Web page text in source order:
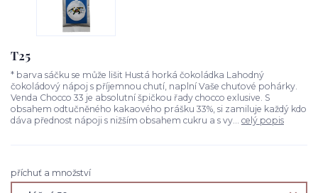
T25
* barva sáčku se může lišit Hustá horká čokoládka Lahodný
čokoládový nápoj s příjemnou chutí, naplní Vaše chuťové pohárky.
Venda Chocco 33 je absolutní špičkou řady chocco exlusive. S
obsahem odtučněného kakaového prášku 33%, si zamiluje každý kdo
dáva přednost nápoji s nižším obsahem cukru a s vy... celý popis
příchuť a množství